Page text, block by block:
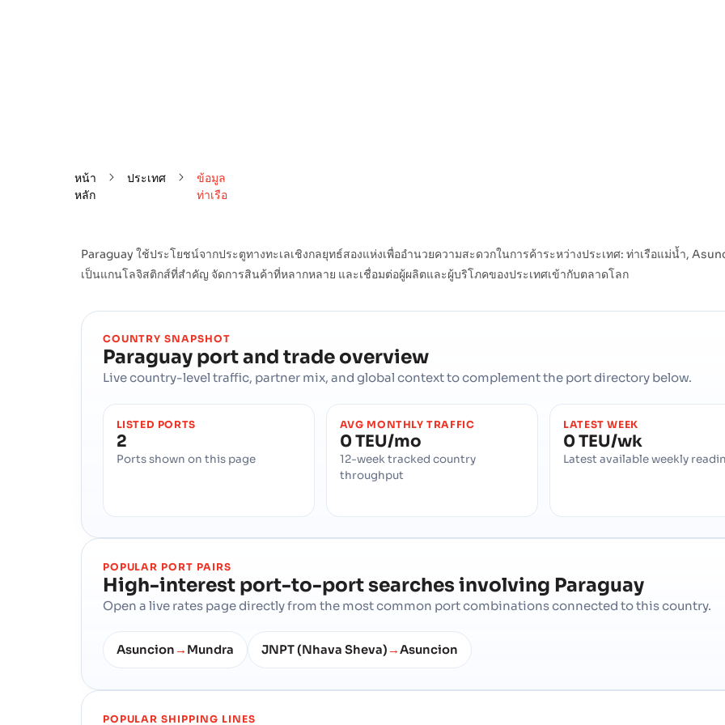
หน้า
หลัก
ประเทศ
ข้อมูล
ท่าเรือ
Paraguay ใช้ประโยชน์จากประตูทางทะเลเชิงกลยุทธ์สองแห่งเพื่ออำนวยความสะดวกในการค้าระหว่างประเทศ: ท่าเรือแม่น้ำ,
เป็นแกนโลจิสติกส์ที่สำคัญ จัดการสินค้าที่หลากหลาย และเชื่อมต่อผู้ผลิตและผู้บริโภคของประเทศเข้ากับตลาดโลก
COUNTRY SNAPSHOT
Paraguay port and trade overview
Live country-level traffic, partner mix, and global context to complement the port directory below.
LISTED PORTS
2
Ports shown on this page
AVG MONTHLY TRAFFIC
0 TEU/mo
12-week tracked country
throughput
LATEST WEEK
0 TEU/wk
Latest available weekly
POPULAR PORT PAIRS
High-interest port-to-port searches involving Paraguay
Open a live rates page directly from the most common port combinations connected to this country.
Asuncion → Mundra JNPT (Nhava Sheva) →Asuncion
POPULAR SHIPPING LINES